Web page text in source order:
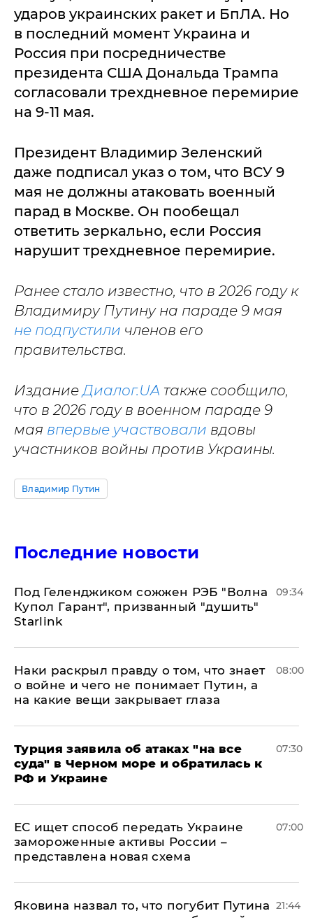
ударов украинских ракет и БпЛА. Но
в последний момент Украина и
Россия при посредничестве
президента США Дональда Трампа
согласовали трехдневное перемирие
на 9-11 мая.
Президент Владимир Зеленский
даже подписал указ о том, что ВСУ 9
мая не должны атаковать военный
парад в Москве. Он пообещал
ответить зеркально, если Россия
нарушит трехдневное перемирие.
Ранее стало известно, что в 2026 году к
Владимиру Путину на параде 9 мая
не подпустили членов его
правительства.
ИзданиеДиалог.UA также сообщило,
что в 2026 году в военном параде 9
мая впервые участвовали вдовы
участников войны против Украины.
Владимир Путин
Последние новости
Под Геленджиком сожжен РЭБ "Волна
Купол Гарант", призванный "душить"
Starlink
09:34
Наки раскрыл правду о том, что знает
о войне и чего не понимает Путин, а
на какие вещи закрывает глаза
08:00
Турция заявила об атаках "на все
суда" в Черном море и обратилась к
РФ и Украине
07:30
ЕС ищет способ передать Украине
замороженные активы России –
представлена новая схема
07:00
Яковина назвал то, что погубит Путина 21:44